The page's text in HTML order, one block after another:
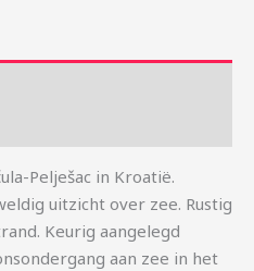
Pelješac in Kroatië.
uitzicht over zee. Rustig
Keurig aangelegd
aan zee in het